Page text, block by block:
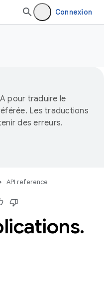
Connexion
pour traduire le
Les traductions
des erreurs.
API reference
.